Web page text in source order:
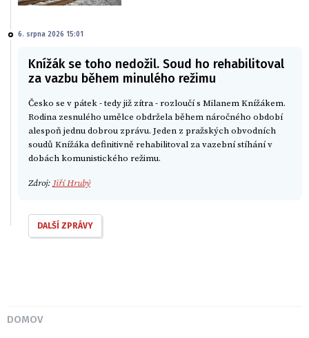
6. srpna 2026 15:01
Knížák se toho nedožil. Soud ho rehabilitoval
za vazbu během minulého režimu
Česko se v pátek - tedy již zítra - rozloučí s Milanem Knížákem.
Rodina zesnulého umělce obdržela během náročného období
alespoň jednu dobrou zprávu. Jeden z pražských obvodních
soudů Knížáka definitivně rehabilitoval za vazební stíhání v
dobách komunistického režimu.
Zdroj: Jiří Hrubý
DALŠÍ ZPRÁVY
DOMOV